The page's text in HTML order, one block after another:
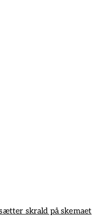
skrald på skemaet